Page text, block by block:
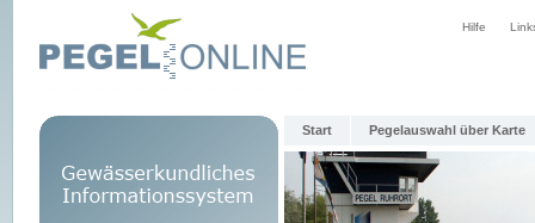
Hilfe
Start Pegelauswahl über Karte